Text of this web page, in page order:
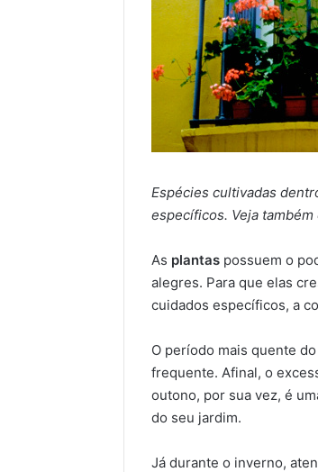
Espécies cultivadas
específicos. Veja
As plantas possuem o
alegres. Para que elas
cuidados específicos, a
O período mais quente
frequente. Afinal, o
outono, por sua vez, é
do seu jardim.
Já durante o inverno,